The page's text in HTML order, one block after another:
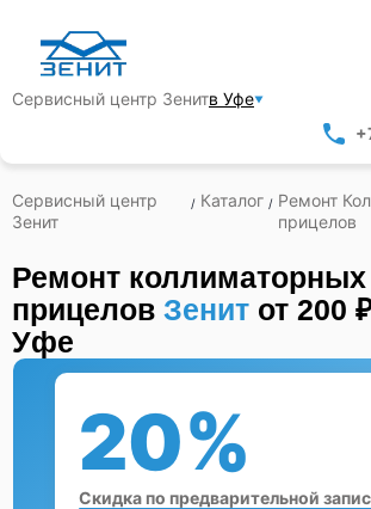
Сервисный центр Зенитв Уфе
Сервисный центр
Зенит
/ Каталог / Ремонт
прицелов
Ремонт коллиматорных
прицелов Зенит от 200
Уфе
20%
Скидка по предварительной